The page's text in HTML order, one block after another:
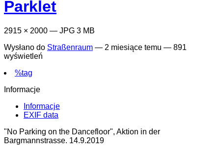
Parklet
2915 × 2000 — JPG 3 MB
Wysłano do Straßenraum — 2 miesiące temu — 891
wyświetleń
%tag
Informacje
Informacje
EXIF data
"No Parking on the Dancefloor", Aktion in der
Bargmannstrasse. 14.9.2019